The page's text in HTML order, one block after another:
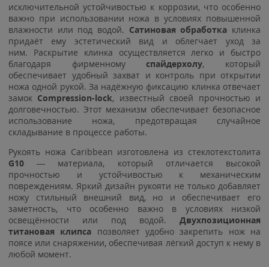
исключительной устойчивостью к коррозии, что особенно
важно при использовании ножа в условиях повышенной
влажности или под водой. Сатиновая обработка клинка
придаёт ему эстетический вид и облегчает уход за
ним. Раскрытие клинка осуществляется легко и быстро
благодаря фирменномуспайдерхолу, который
обеспечивает удобный захват и контроль при открытии
ножа одной рукой. За надёжную фиксацию клинка отвечает
замок Compression-lock, известный своей прочностью и
долговечностью. Этот механизм обеспечивает безопасное
использование ножа, предотвращая случайное
складывание в процессе работы.
Рукоять ножа Caribbean изготовлена из стеклотекстолита
G10— материала, который отличается высокой
прочностью и устойчивостью к механическим
повреждениям. Яркий дизайн рукояти не только добавляет
ножу стильный внешний вид, но и обеспечивает его
заметность, что особенно важно в условиях низкой
освещённости или под водой. Двухпозиционная
титановая клипса позволяет удобно закрепить нож на
поясе или снаряжении, обеспечивая лёгкий доступ к нему в
любой момент.